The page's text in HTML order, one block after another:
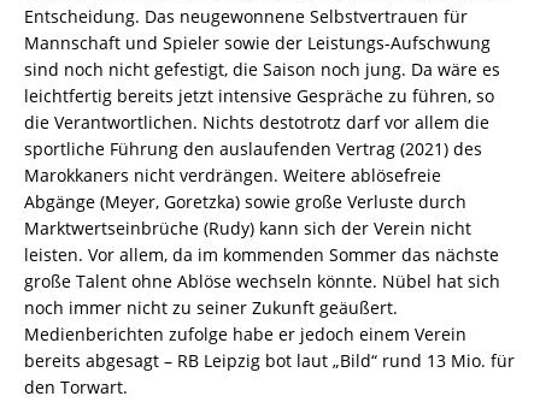
Entscheidung. Das neugewonnene Selbstvertrauen für
Mannschaft und Spieler sowie der Leistungs-Aufschwung
sind noch nicht gefestigt, die Saison noch jung. Da wäre es
leichtfertig bereits jetzt intensive Gespräche zu führen, so
die Verantwortlichen. Nichts destotrotz darf vor allem die
sportliche Führung den auslaufenden Vertrag (2021) des
Marokkaners nicht verdrängen. Weitere ablösefreie
Abgänge (Meyer, Goretzka) sowie große Verluste durch
Marktwertseinbrüche (Rudy) kann sich der Verein nicht
leisten. Vor allem, da im kommenden Sommer das nächste
große Talent ohne Ablöse wechseln könnte. Nübel hat sich
noch immer nicht zu seiner Zukunft geäußert.
Medienberichten zufolge habe er jedoch einem Verein
bereits abgesagt – RB Leipzig bot laut „Bild“ rund 13 Mio. für
den Torwart.